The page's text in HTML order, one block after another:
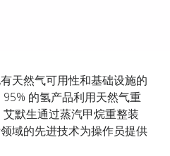
天然气可用性和基础设施的
的氢产品利用天然气重
默生通过蒸汽甲烷重整装
域的先进技术为操作员提供